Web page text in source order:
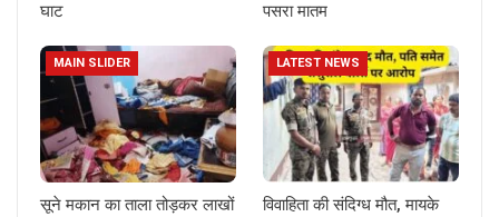
घाट
पसरा मातम
MAIN SLIDER
सूने मकान का ताला तोड़कर लाखों
LATEST NEWS
विवाहिता की संदिग्ध मौत, मायके